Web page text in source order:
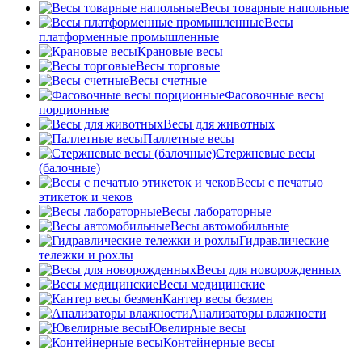
Весы товарные напольные
Весы
платформенные промышленные
Крановые весы
Весы торговые
Весы счетные
Фасовочные весы
порционные
Весы для животных
Паллетные весы
Стержневые весы
(балочные)
Весы c печатью
этикеток и чеков
Весы лабораторные
Весы автомобильные
Гидравлические
тележки и рохлы
Весы для новорожденных
Весы медицинские
Кантер весы безмен
Анализаторы влажности
Ювелирные весы
Контейнерные весы